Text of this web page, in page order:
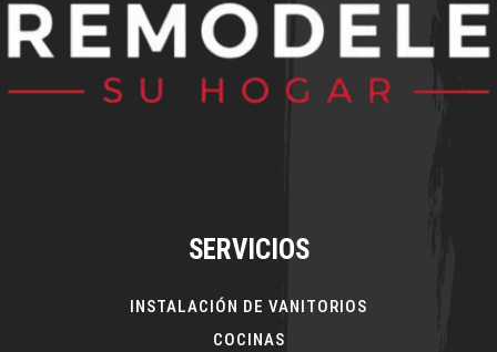
SERVICIOS
INSTALACIÓN DE VANITORIOS
COCINAS